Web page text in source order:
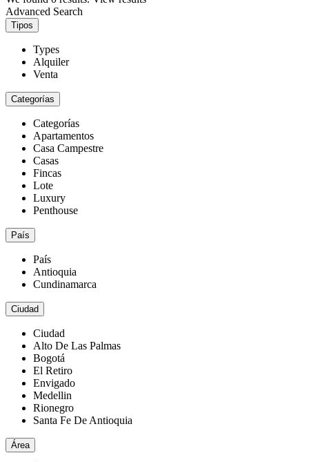
Advanced Search
Tipos
Types
Alquiler
Venta
Categorías
Categorías
Apartamentos
Casa Campestre
Casas
Fincas
Lote
Luxury
Penthouse
País
País
Antioquia
Cundinamarca
Ciudad
Ciudad
Alto De Las Palmas
Bogotá
El Retiro
Envigado
Medellin
Rionegro
Santa Fe De Antioquia
Área